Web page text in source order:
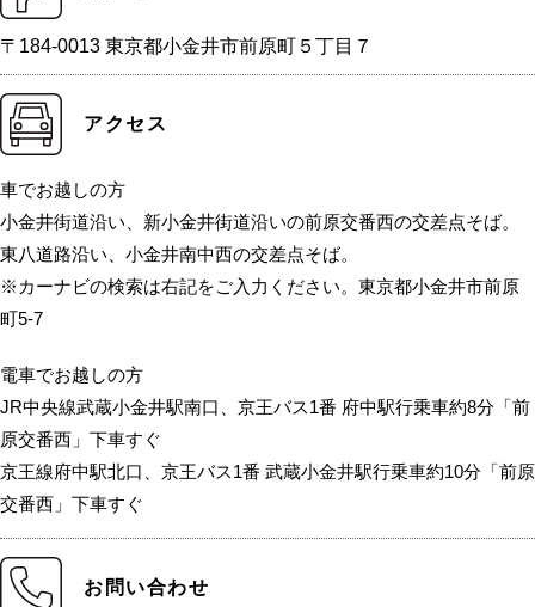
〒184-0013 東京都小金井市前原町５丁目７
アクセス
車でお越しの方
小金井街道沿い、新小金井街道沿いの前原交番西の交差点そば。
東八道路沿い、小金井南中西の交差点そば。
※カーナビの検索は右記をご入力ください。東京都小金井市前原
町5-7
電車でお越しの方
JR中央線武蔵小金井駅南口、京王バス1番 府中駅行乗車約8分「前
原交番西」下車すぐ
京王線府中駅北口、京王バス1番 武蔵小金井駅行乗車約10分「前原
交番西」下車すぐ
お問い合わせ